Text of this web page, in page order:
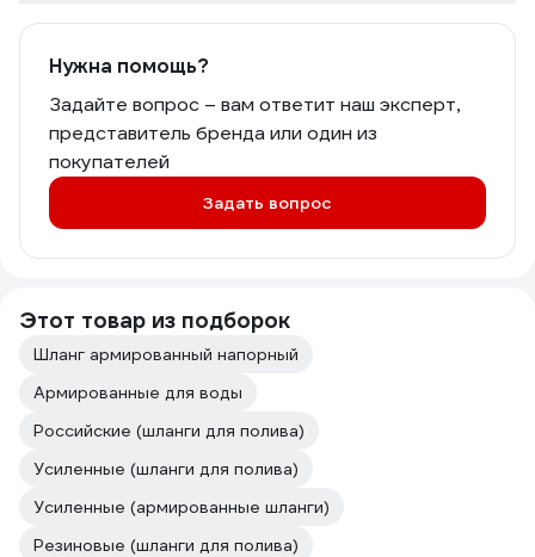
Нужна помощь?
Задайте вопрос – вам ответит наш эксперт,
представитель бренда или один из
покупателей
Задать вопрос
Этот товар из подборок
Шланг армированный напорный
Армированные для воды
Российские (шланги для полива)
Усиленные (шланги для полива)
Усиленные (армированные шланги)
Резиновые (шланги для полива)